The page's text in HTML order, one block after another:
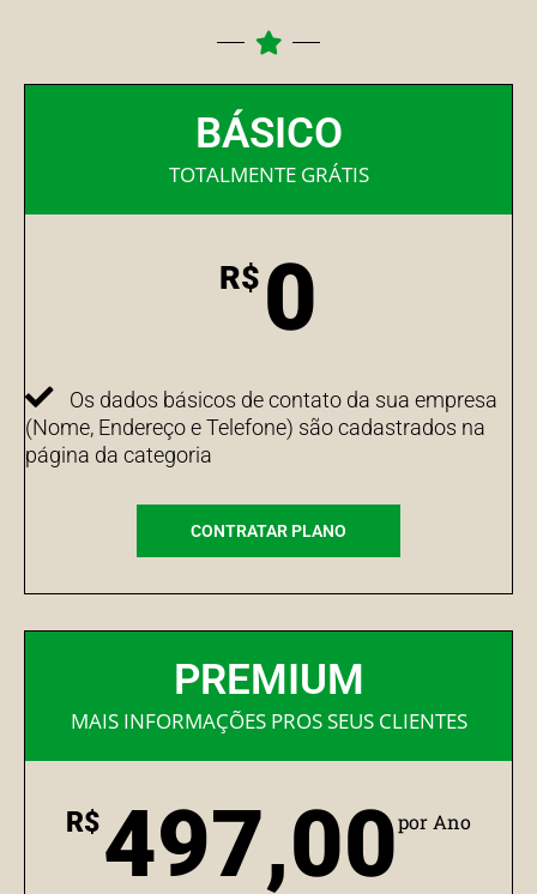
BÁSICO
TOTALMENTE GRÁTIS
R$ 0
Os dados básicos de contato da sua empresa
(Nome, Endereço e Telefone) são cadastrados na
página da categoria
CONTRATAR PLANO
PREMIUM
MAIS INFORMAÇÕES PROS SEUS CLIENTES
R$497,00por Ano